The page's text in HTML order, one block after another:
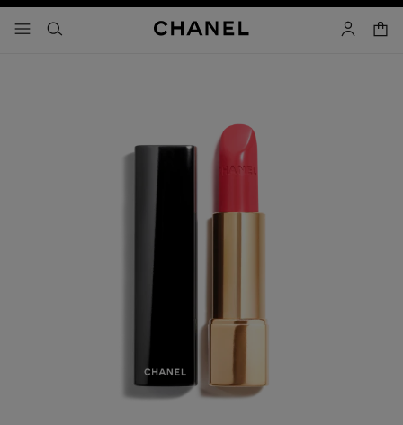
- navegación principal
buscar cuenta